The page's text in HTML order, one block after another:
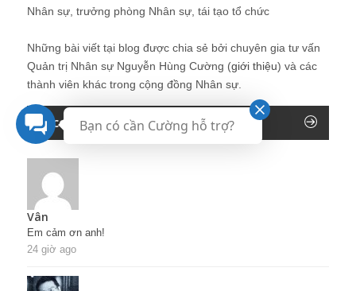
Nhân sự, trưởng phòng Nhân sự, tái tạo tổ chức
Những bài viết tại blog được chia sẻ bởi chuyên gia tư vấn
Quản trị Nhân sự Nguyễn Hùng Cường (giới thiệu) và các
thành viên khác trong cộng đồng Nhân sự.
Recent Comments
Vân
Em cảm ơn anh!
24 giờ ago
Bạn có cần Cường hỗ trợ?